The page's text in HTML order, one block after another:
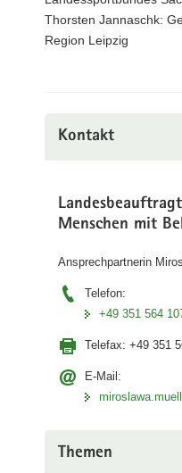
Thorsten Jannaschk:
Region Leipzig
Kontakt
Menschen mit
Ansprechpartnerin
Telefon:
+49 351 564
Telefax: +49 351
E-Mail:
Themen